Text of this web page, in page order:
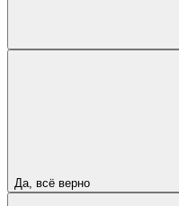
Да, всё верно